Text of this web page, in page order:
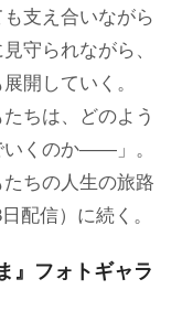
支え合いながら
守られながら、
開していく。
ちは、どのよう
いくのか――」。
ちの人生の旅路
配信）に続く。
』フォトギャラ